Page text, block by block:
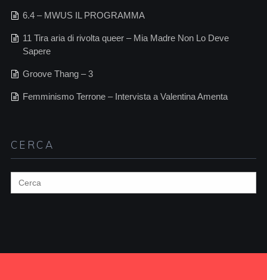
6.4 – MWUS IL PROGRAMMA
11 Tira aria di rivolta queer – Mia Madre Non Lo Deve
Sapere
Groove Thang – 3
Femminismo Terrone – Intervista a Valentina Amenta
CERCA
Search
for: